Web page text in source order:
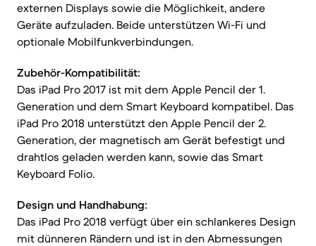
externen Displays sowie die Möglichkeit, andere
Geräte aufzuladen. Beide unterstützen Wi-Fi und
optionale Mobilfunkverbindungen.
Zubehör-Kompatibilität:
Das iPad Pro 2017 ist mit dem Apple Pencil der 1.
Generation und dem Smart Keyboard kompatibel. Das
iPad Pro 2018 unterstützt den Apple Pencil der 2.
Generation, der magnetisch am Gerät befestigt und
drahtlos geladen werden kann, sowie das Smart
Keyboard Folio.
Design und Handhabung:
Das iPad Pro 2018 verfügt über ein schlankeres Design
mit dünneren Rändern und ist in den Abmessungen